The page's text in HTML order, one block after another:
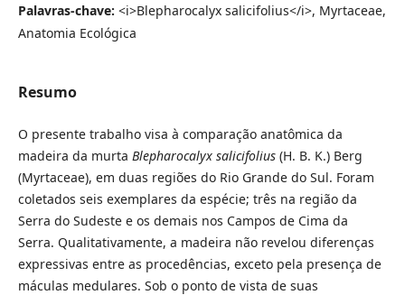
Palavras-chave: <i>Blepharocalyx salicifolius</i>, Myrtaceae,
Anatomia Ecológica
Resumo
O presente trabalho visa à comparação anatômica da
madeira da murta Blepharocalyx salicifolius(H. B. K.) Berg
(Myrtaceae), em duas regiões do Rio Grande do Sul. Foram
coletados seis exemplares da espécie; três na região da
Serra do Sudeste e os demais nos Campos de Cima da
Serra. Qualitativamente, a madeira não revelou diferenças
expressivas entre as procedências, exceto pela presença de
máculas medulares. Sob o ponto de vista de suas